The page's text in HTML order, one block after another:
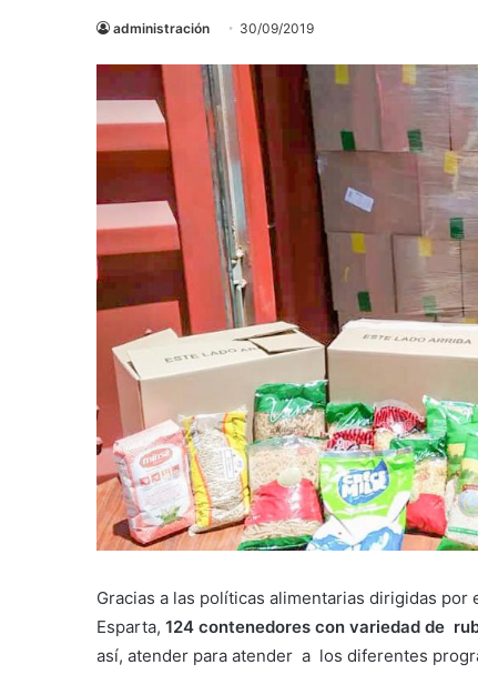
administración 30/09/2019
Gracias a las políticas alimentarias dirigidas por
Esparta, 124 contenedores con variedad de
así, atender para atender a los diferentes